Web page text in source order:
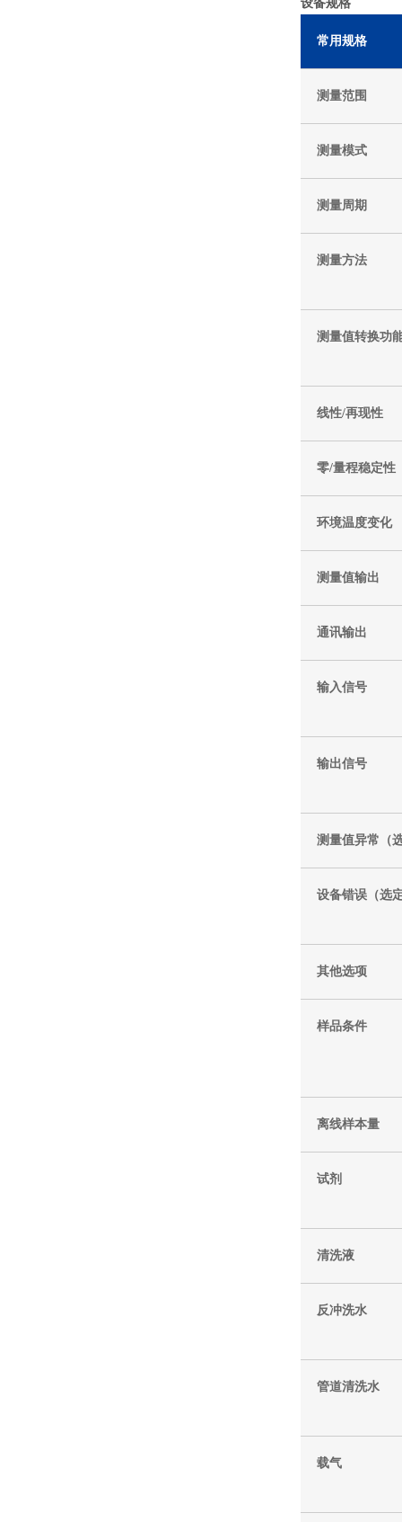
设备规格
常用规格
测量范围
测量模式
测量周期
测量方法
测量值转换功
线性/再现性
零/量程稳定性
环境温度变化
测量值输出
通讯输出
输入信号
输出信号
测量值异常（
设备错误（选
其他选项
样品条件
离线样本量
试剂
清洗液
反冲洗水
管道清洗水
载气